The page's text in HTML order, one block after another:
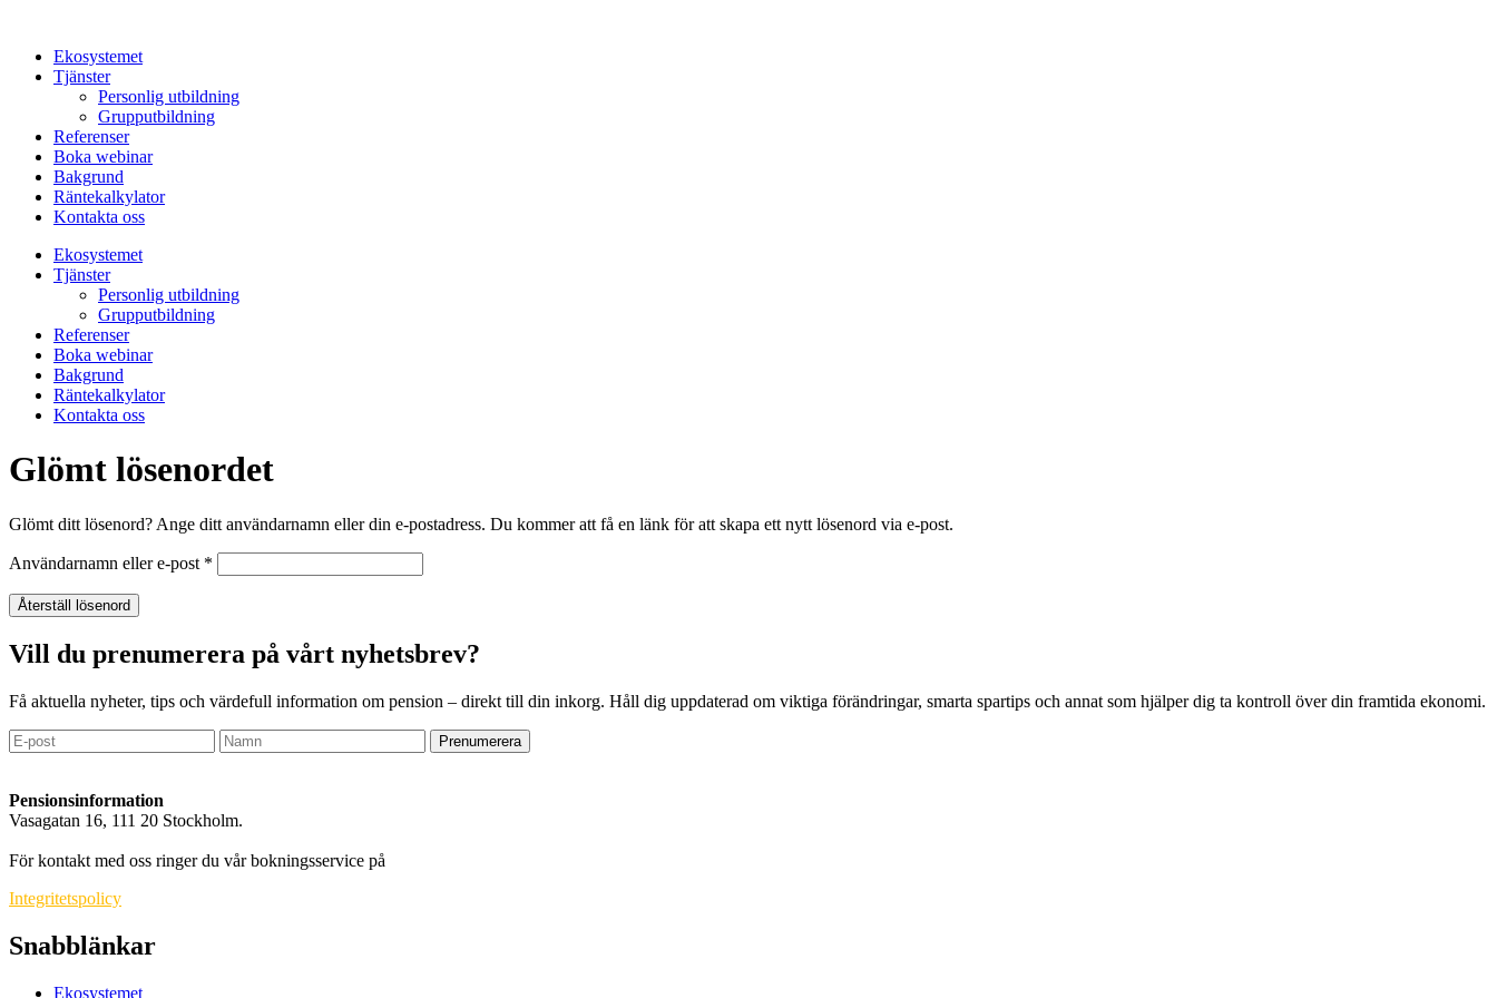
innehållEkosystemet
Tjänster
Personlig utbildning
Grupputbildning
Referenser
Boka webinar
Bakgrund
Räntekalkylator
Kontakta oss
Ekosystemet
Tjänster
Personlig utbildning
Grupputbildning
Referenser
Boka webinar
Bakgrund
Räntekalkylator
Kontakta oss
Glömt lösenordet
Glömt ditt lösenord? Ange ditt användarnamn eller din e-postadress. Du kommer att få en länk för att skapa ett nytt lösenord via e-post.
Användarnamn eller e-post *
Återställ lösenord
Vill du prenumerera på vårt nyhetsbrev?
Få aktuella nyheter, tips och värdefull information om pension – direkt till din inkorg. Håll dig uppdaterad om viktiga förändringar, smarta spartips och annat som hjälper dig ta kontroll över din framtida ekonomi.
Prenumerera
Pensionsinformation
Vasagatan 16, 111 20 Stockholm.
För kontakt med oss ringer du vår bokningsservice på
Integritetspolicy
Snabblänkar
Ekosystemet